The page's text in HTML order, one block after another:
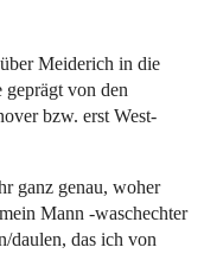
Meiderich in die
von den
bzw. erst West-
ganz genau, woher
Mann -waschechter
daulen, das ich von